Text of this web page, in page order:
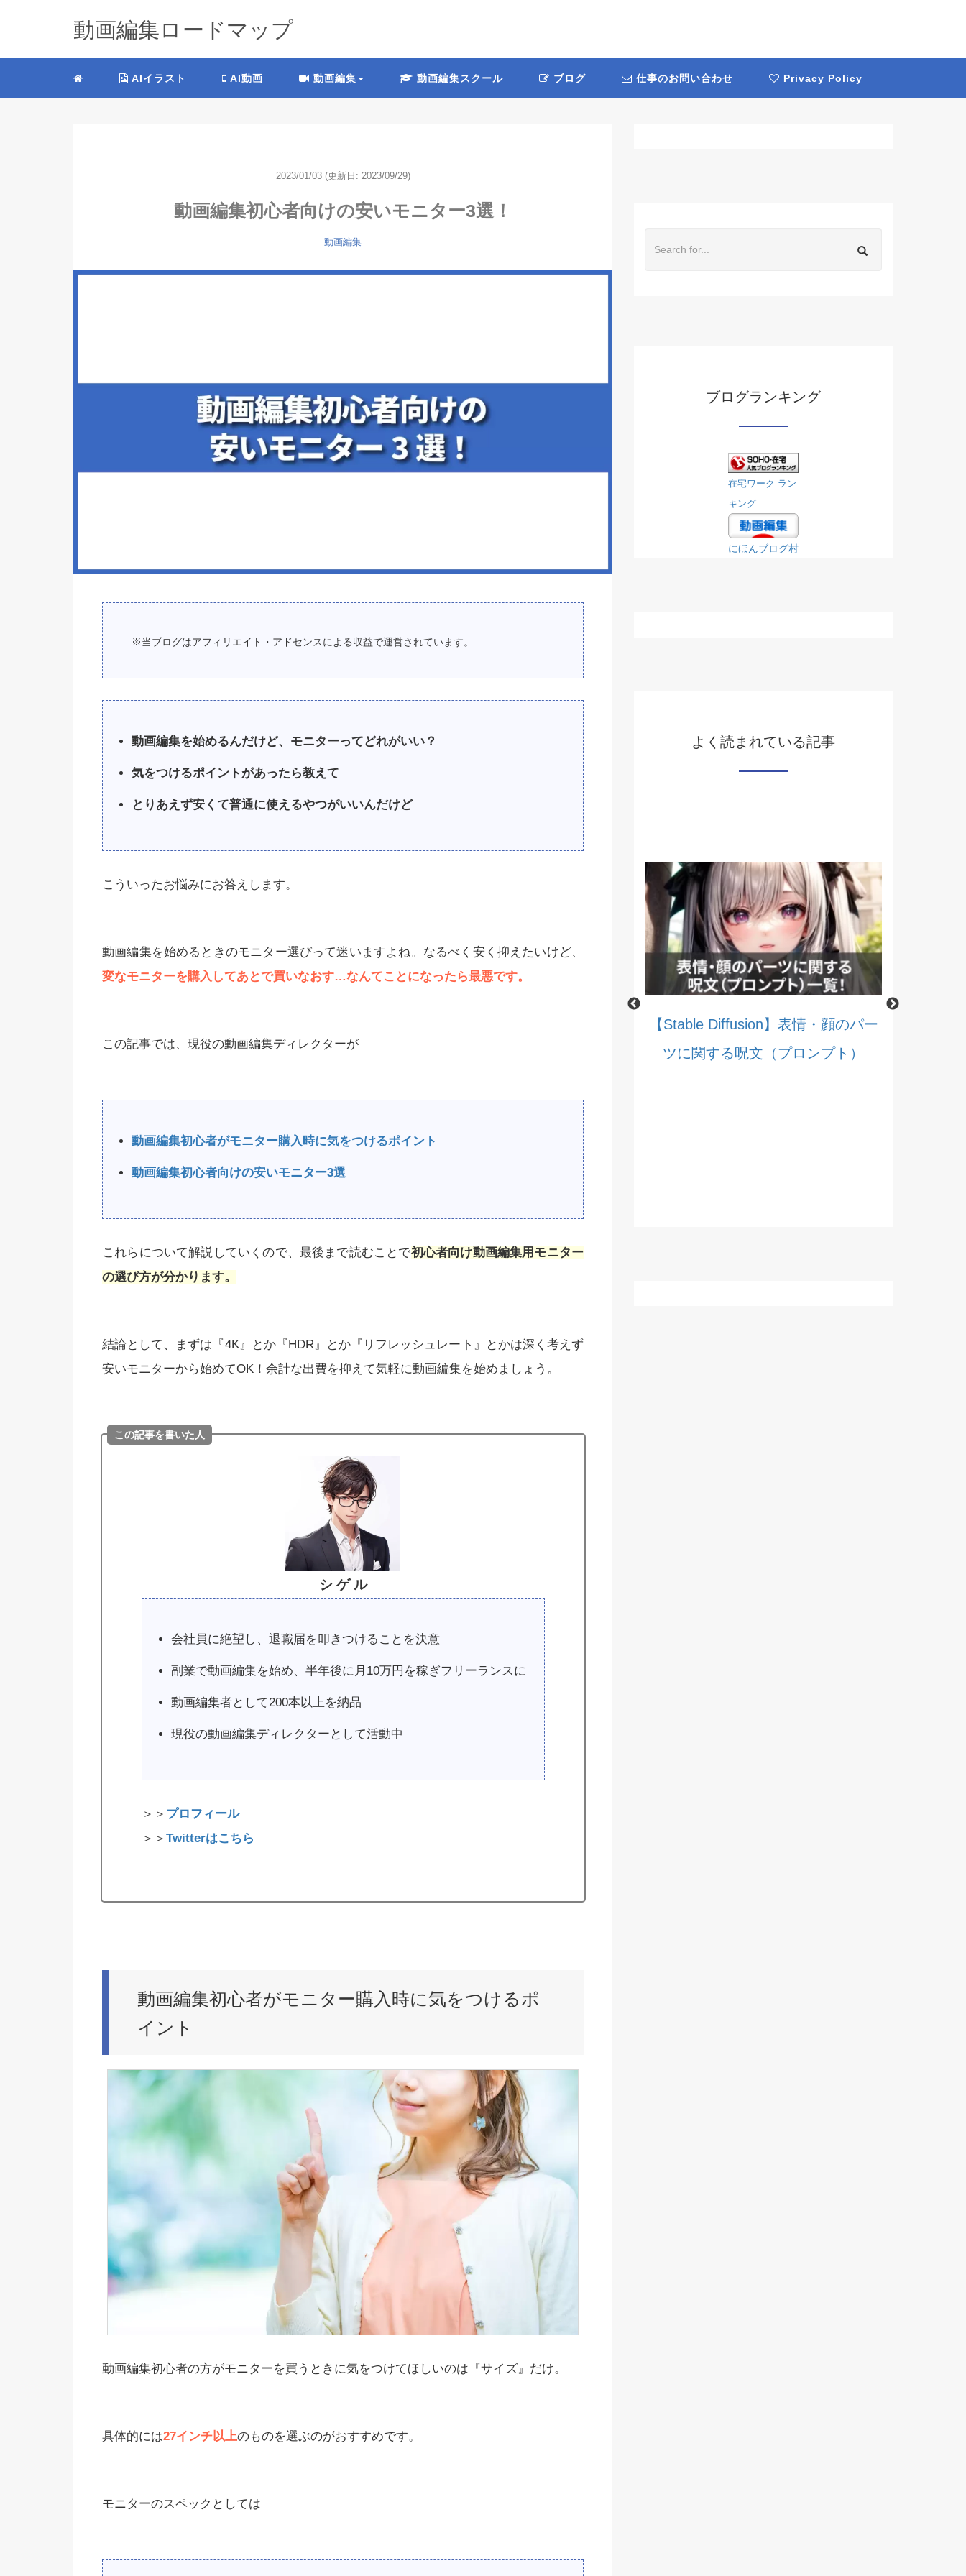
動画編集ロードマップ
AIイラスト AI動画 動画編集 動画編集スクール ブログ 仕事のお問い合わせ Privacy Policy
2023/01/03 (更新日: 2023/09/29)
動画編集初心者向けの安いモニター3選！
動画編集
※当ブログはアフィリエイト・アドセンスによる収益で運営されています。
動画編集を始めるんだけど、モニターってどれがいい？
気をつけるポイントがあったら教えて
とりあえず安くて普通に使えるやつがいいんだけど
こういったお悩みにお答えします。
動画編集を始めるときのモニター選びって迷いますよね。なるべく安く抑えたいけど、
変なモニターを購入してあとで買いなおす…なんてことになったら最悪です。
この記事では、現役の動画編集ディレクターが
動画編集初心者がモニター購入時に気をつけるポイント
動画編集初心者向けの安いモニター3選
これらについて解説していくので、最後まで読むことで初心者向け動画編集用モニター
の選び方が分かります。
結論として、まずは『4K』とか『HDR』とか『リフレッシュレート』とかは深く考えず
安いモニターから始めてOK！余計な出費を抑えて気軽に動画編集を始めましょう。
この記事を書いた人
シ ゲ ル
会社員に絶望し、退職届を叩きつけることを決意
副業で動画編集を始め、半年後に月10万円を稼ぎフリーランスに
動画編集者として200本以上を納品
現役の動画編集ディレクターとして活動中
＞＞ プロフィール
＞＞ Twitterはこちら
動画編集初心者がモニター購入時に気をつけるポ
イント
動画編集初心者の方がモニターを買うときに気をつけてほしいのは『サイズ』だけ。
具体的には27インチ以上のものを選ぶのがおすすめです。
モニターのスペックとしては
ブログランキング
在宅ワーク ラン
キング
にほんブログ村
よく読まれている記事
覧とおすすめの入れ方を
（プロンプト）集一覧！
【Stable Diffusion】表情・顔のパー
ツに関する呪文（プロンプト）